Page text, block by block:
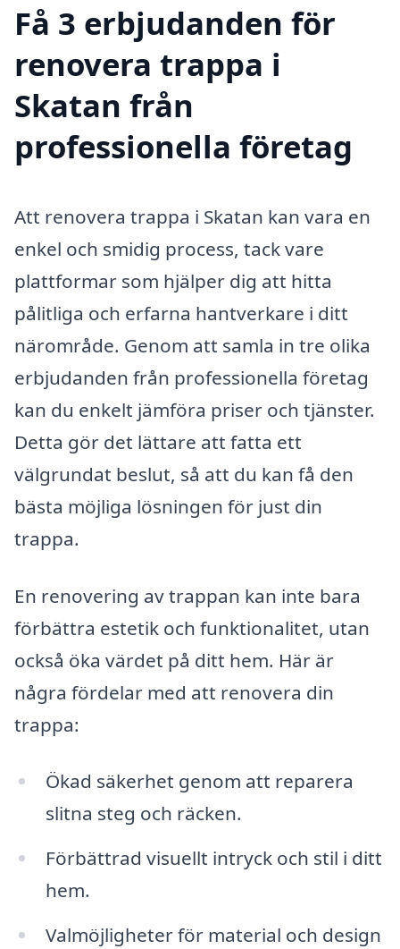
Få 3 erbjudanden för
renovera trappa i
Skatan från
professionella företag
Att renovera trappa i Skatan kan vara en
enkel och smidig process, tack vare
plattformar som hjälper dig att hitta
pålitliga och erfarna hantverkare i ditt
närområde. Genom att samla in tre olika
erbjudanden från professionella företag
kan du enkelt jämföra priser och tjänster.
Detta gör det lättare att fatta ett
välgrundat beslut, så att du kan få den
bästa möjliga lösningen för just din
trappa.
En renovering av trappan kan inte bara
förbättra estetik och funktionalitet, utan
också öka värdet på ditt hem. Här är
några fördelar med att renovera din
trappa:
Ökad säkerhet genom att reparera
slitna steg och räcken.
Förbättrad visuellt intryck och stil i ditt
hem.
Valmöjligheter för material och design